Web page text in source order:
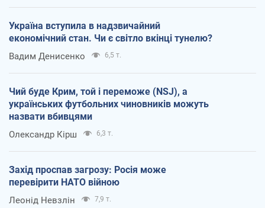
Україна вступила в надзвичайний
економічний стан. Чи є світло вкінці тунелю?
Вадим Денисенко 6,5 т.
Чий буде Крим, той і переможе (NSJ), а
українських футбольних чиновників можуть
назвати вбивцями
Олександр Кірш 6,3 т.
Захід проспав загрозу: Росія може
перевірити НАТО війною
Леонід Невзлін 7,9 т.